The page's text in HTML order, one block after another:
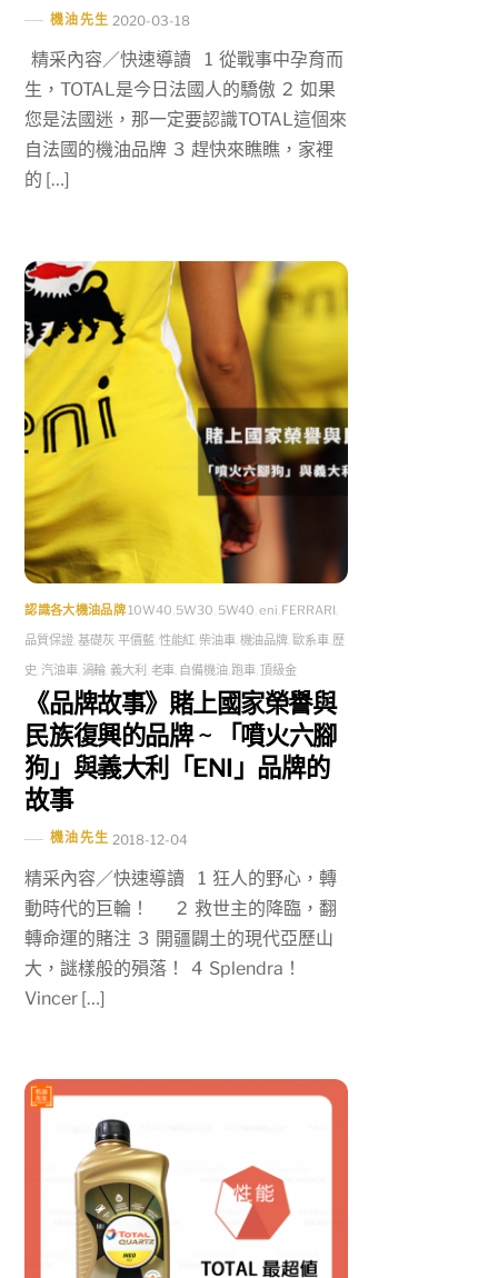
機油先生 2020-03-18
精采內容／快速導讀 1 從戰事中孕育而
生，TOTAL是今日法國人的驕傲 2 如果
您是法國迷，那一定要認識TOTAL這個來
自法國的機油品牌 3 趕快來瞧瞧，家裡
的 […]
認識各大機油品牌10W40,5W30, 5W40,eni,FERRARI,
品質保證,基礎灰,平價藍,性能紅,柴油車,機油品牌, 歐系車, 歷
史, 汽油車, 渦輪, 義大利 ,老車, 自備機油,跑車,頂級金
《品牌故事》賭上國家榮譽與
民族復興的品牌 ~ 「噴火六腳
狗」與義大利「ENI」品牌的
故事
機油先生 2018-12-04
精采內容／快速導讀 1 狂人的野心，轉
動時代的巨輪！ 2 救世主的降臨，翻
轉命運的賭注 3 開疆闢土的現代亞歷山
大，謎樣般的殞落！ 4 Splendra！
Vincer […]